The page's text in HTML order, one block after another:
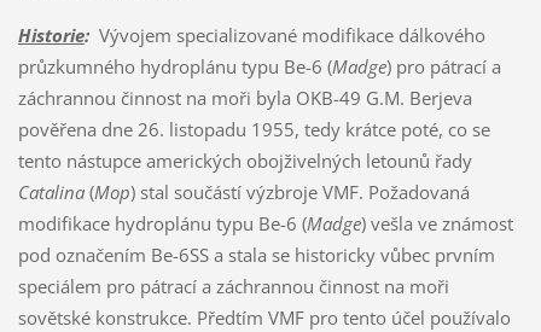
Historie:Vývojem specializované modifikace dálkového
průzkumného hydroplánu typu Be-6 (Madge) pro pátrací a
záchrannou činnost na moři byla OKB-49 G.M. Berjeva
pověřena dne 26. listopadu 1955, tedy krátce poté, co se
tento nástupce amerických obojživelných letounů řady
Catalina(Mop) stal součástí výzbroje VMF. Požadovaná
modifikace hydroplánu typu Be-6 (Madge) vešla ve známost
pod označením Be-6SS a stala se historicky vůbec prvním
speciálem pro pátrací a záchrannou činnost na moři
sovětské konstrukce. Předtím VMF pro tento účel používalo